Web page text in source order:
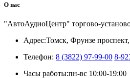
О нас
"АвтоАудиоЦентр" торгово-
Адрес:Томск, Фрунзе проспект,
Телефон: 8 (3822) 97-99-00 8-
Часы работы:пн-вс 10:00-19:00